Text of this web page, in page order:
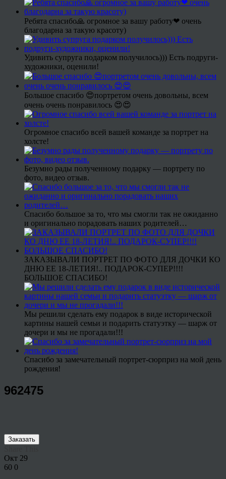
Ребята спасибо🙏 огромное за вашу работу❤ очень
благодарна за такую красоту)
Удивить супруга подарком получилось))) Есть подруги-
художники, оценили!
Большое спасибо 😍портретом очень довольны, всем
очень очень понравилось 😍😍
Огромное спасибо всей вашей команде за портрет на
холсте!
Безумно рады полученному подарку — портрету по
фото, видео отзыв.
Спасибо большое за то, что мы смогли так не ожиданно
и оригинально порадовать наших родителей…
ЗАКАЗЫВАЛИ ПОРТРЕТ ПО ФОТО ДЛЯ ДОЧКИ КО
ДНЮ ЕЕ 18-ЛЕТИЯ!.. ПОДАРОК-СУПЕР!!!!
БОЛЬШОЕ СПАСИБО!
Мы решили сделать ему подарок в виде исторической
картины нашей семьи и подарить статуэтку — шарж от
дочери и мы не прогадали!!!
Спасибо за замечательный портрет-сюрприз на мой день
рождения!
962475
Заказать
Окт 29
60 0